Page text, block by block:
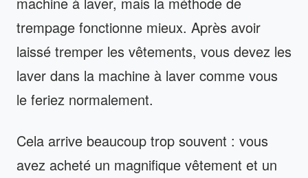
trempage fonctionne mieux. Après avoir
laissé tremper les vêtements, vous devez les
laver dans la machine à laver comme vous
le feriez normalement.
Cela arrive beaucoup trop souvent : vous
avez acheté un magnifique vêtement et un